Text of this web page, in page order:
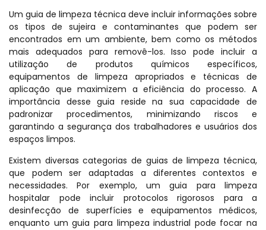
Um guia de limpeza técnica deve incluir informações sobre
os tipos de sujeira e contaminantes que podem ser
encontrados em um ambiente, bem como os métodos
mais adequados para removê-los. Isso pode incluir a
utilização de produtos químicos específicos,
equipamentos de limpeza apropriados e técnicas de
aplicação que maximizem a eficiência do processo. A
importância desse guia reside na sua capacidade de
padronizar procedimentos, minimizando riscos e
garantindo a segurança dos trabalhadores e usuários dos
espaços limpos.
Existem diversas categorias de guias de limpeza técnica,
que podem ser adaptadas a diferentes contextos e
necessidades. Por exemplo, um guia para limpeza
hospitalar pode incluir protocolos rigorosos para a
desinfecção de superfícies e equipamentos médicos,
enquanto um guia para limpeza industrial pode focar na